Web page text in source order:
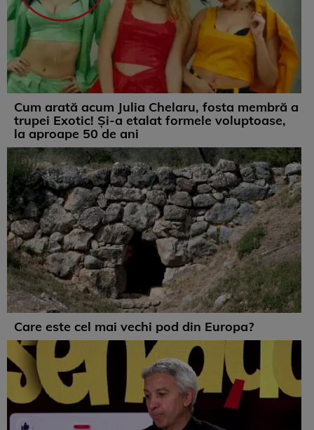
Cum arată acum Julia Chelaru, fosta membră a
trupei Exotic! Și-a etalat formele voluptoase,
la aproape 50 de ani
Care este cel mai vechi pod din Europa?